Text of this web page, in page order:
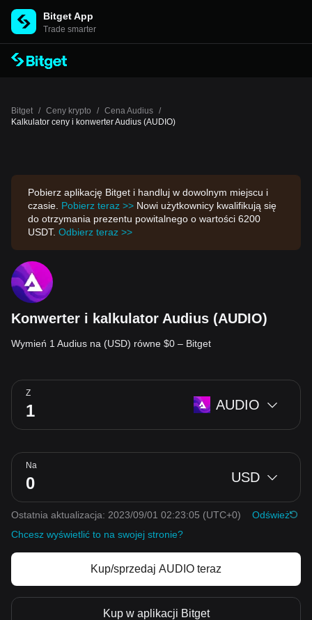
Bitget App
Trade smarter
Bitget / Ceny krypto / Cena Audius /
Kalkulator ceny i konwerter Audius (AUDIO)
Pobierz aplikację Bitget i handluj w dowolnym miejscu i
czasie. Pobierz teraz >> Nowi użytkownicy kwalifikują się
do otrzymania prezentu powitalnego o wartości 6200
USDT. Odbierz teraz >>
Konwerter i kalkulator Audius (AUDIO)
Wymień 1 Audius na (USD) równe $0 – Bitget
Z
AUDIO
Na
USD
Ostatnia aktualizacja: 2023/09/01 02:23:05 (UTC+0)
Odśwież
Chcesz wyświetlić to na swojej stronie?
Kup/sprzedaj AUDIO teraz
Kup w aplikacji Bitget